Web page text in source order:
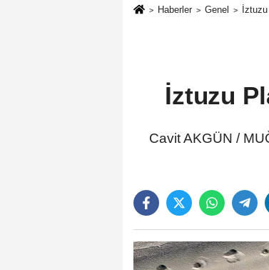
Haberler Genel
İztuzu
Cavit AKGÜN /